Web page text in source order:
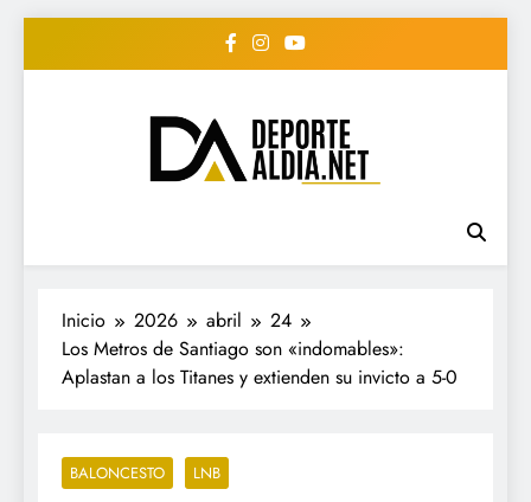
• DEPORTE AL DIA •
"Periodico Deportivo
Digital"
#deportealdiard #deportealdiaperiodico
Inicio 2026 abril
24
Los Metros de Santiago son «indomables»:
Aplastan a los Titanes y extienden su invicto a 5-0
BALONCESTO LNB